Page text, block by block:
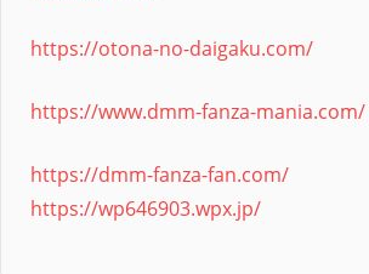
https://otona-no-daigaku.com/
https://www.dmm-fanza-mania.com/
https://dmm-fanza-fan.com/
https://wp646903.wpx.jp/